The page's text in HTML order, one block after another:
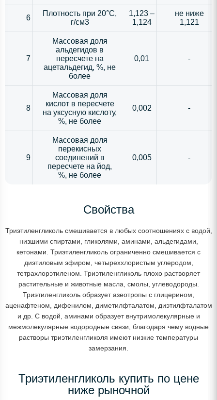
6
Плотность при 20°С,
г/см3
1,123 –
1,124
не ниже
1,121
7
Массовая доля
альдегидов в
пересчете на
ацетальдегид, %, не
более
0,01 -
8
Массовая доля
кислот в пересчете
на уксусную кислоту,
%, не более
0,002 -
9
Массовая доля
перекисных
соединений в
пересчете на йод,
%, не более
0,005 -
Свойства
Триэтиленгликоль смешивается в любых соотношениях с водой,
низшими спиртами, гликолями, аминами, альдегидами,
кетонами. Триэтиленгликоль ограниченно смешивается с
диэтиловым эфиром, четыреххлористым углеродом,
тетрахлорэтиленом. Триэтиленгликоль плохо растворяет
растительные и животные масла, смолы, углеводороды.
Триэтиленгликоль образует азеотропы с глицерином,
аценафтеном, дифенилом, диметилфталатом, диэтилфталатом
и др. С водой, аминами образует внутримолекулярные и
межмолекулярные водородные связи, благодаря чему водные
растворы триэтиленгликоля имеют низкие температуры
замерзания.
Триэтиленгликоль купить по цене
ниже рыночной